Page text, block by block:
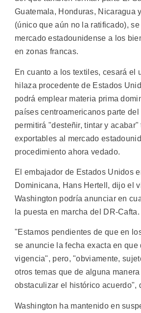
Guatemala, Honduras, Nicaragua
(único que aún no la ratificado), se
mercado estadounidense a los
en zonas francas.
En cuanto a los textiles, cesará el
hilaza procedente de Estados
podrá emplear materia prima
países centroamericanos parte
permitirá "desteñir, tintar y acabar"
exportables al mercado
procedimiento ahora vedado.
El embajador de Estados Unidos
Dominicana, Hans Hertell, dijo el
Washington podría anunciar en
la puesta en marcha del DR-Cafta.
"Estamos pendientes de que en
se anuncie la fecha exacta en que
vigencia", pero, "obviamente,
otros temas que de alguna
obstaculizar el histórico acuerdo",
Washington ha mantenido en